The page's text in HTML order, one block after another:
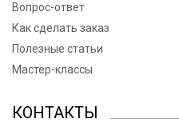
Вопрос-ответ
Как сделать заказ
Полезные статьи
Мастер-классы
КОНТАКТЫ